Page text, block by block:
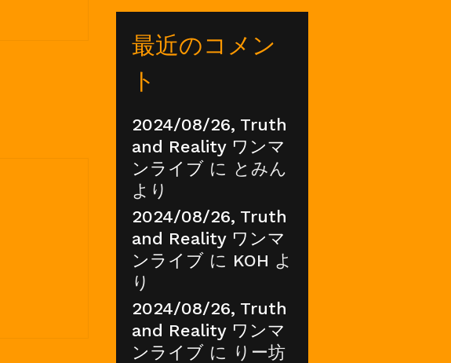
最近のコメン
ト
2024/08/26, Truth
and Reality ワンマ
ンライブ に とみん
より
2024/08/26, Truth
and Reality ワンマ
ンライブ に KOH よ
り
2024/08/26, Truth
and Reality ワンマ
ンライブ に りー坊